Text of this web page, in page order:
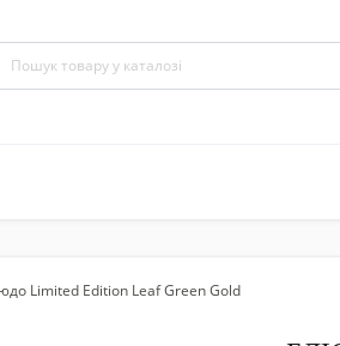
Limited Edition Leaf Green Gold